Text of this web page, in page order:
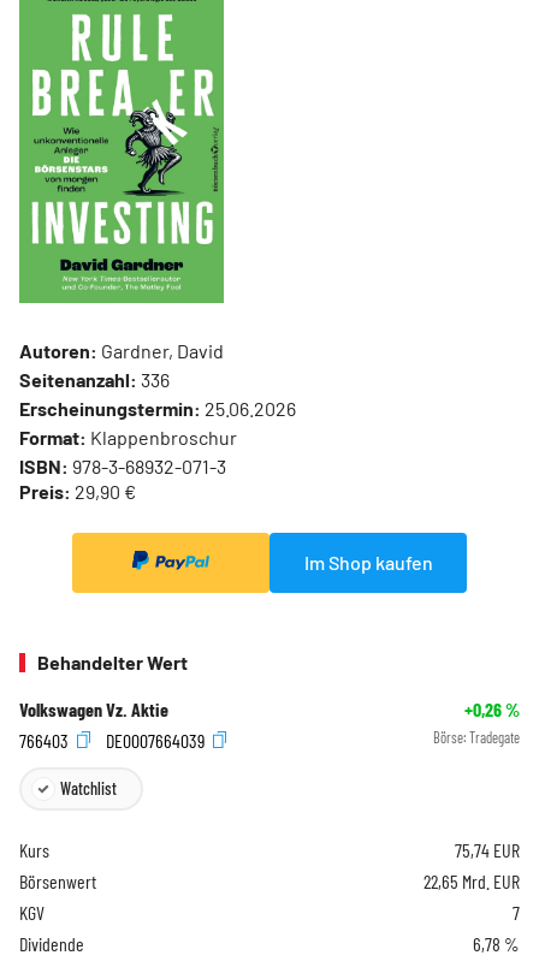
Autoren: Gardner, David
Seitenanzahl: 336
Erscheinungstermin: 25.06.2026
Format: Klappenbroschur
ISBN: 978-3-68932-071-3
Preis: 29,90 €
Im Shop kaufen
Behandelter Wert
Volkswagen Vz. Aktie +0,26%
766403
DE0007664039 Börse: Tradegate
Watchlist
Kurs 75,74 EUR
Börsenwert
22,65 Mrd. EUR
KGV
7
Dividende
6,78 %